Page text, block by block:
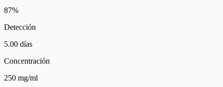
87%
Detección
5.00 días
Concentración
250 mg/ml